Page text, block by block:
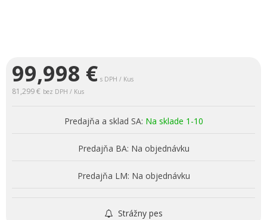
99,998 € s DPH / Kus
81,299 € bez DPH / Kus
Predajňa a sklad SA: Na sklade 1-10
Predajňa BA: Na objednávku
Predajňa LM: Na objednávku
Strážny pes